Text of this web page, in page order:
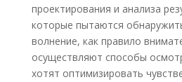
проектирования и анализа
которые пытаются
волнение, как правило
осуществляют способы
хотят оптимизировать